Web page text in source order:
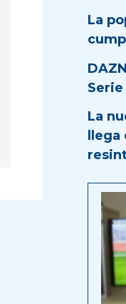
La
Serie
La